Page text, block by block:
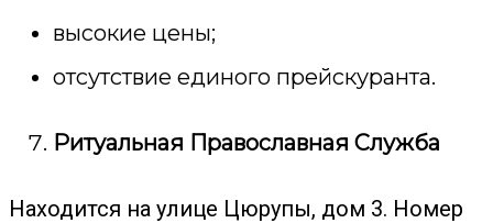
высокие цены;
отсутствие единого прейскуранта.
Ритуальная Православная Служба
Находится на улице Цюрупы, дом 3. Номер